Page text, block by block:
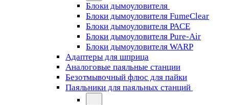
Блоки дымоуловителя
Блоки дымоуловителя FumeClear
Блоки дымоуловителя PACE
Блоки дымоуловителя Pure-Air
Блоки дымоуловителя WARP
Адаптеры для шприца
Аналоговые паяльные станции
Безотмывочный флюс для пайки
Паяльники для паяльных станций